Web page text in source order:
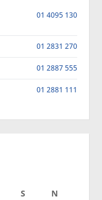
01 4095 130
01 2831 270
01 2887 555
01 2881 111
S N